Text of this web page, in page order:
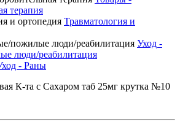
терапия
Травматология и
Уход -
люди/реабилитация
- Раны